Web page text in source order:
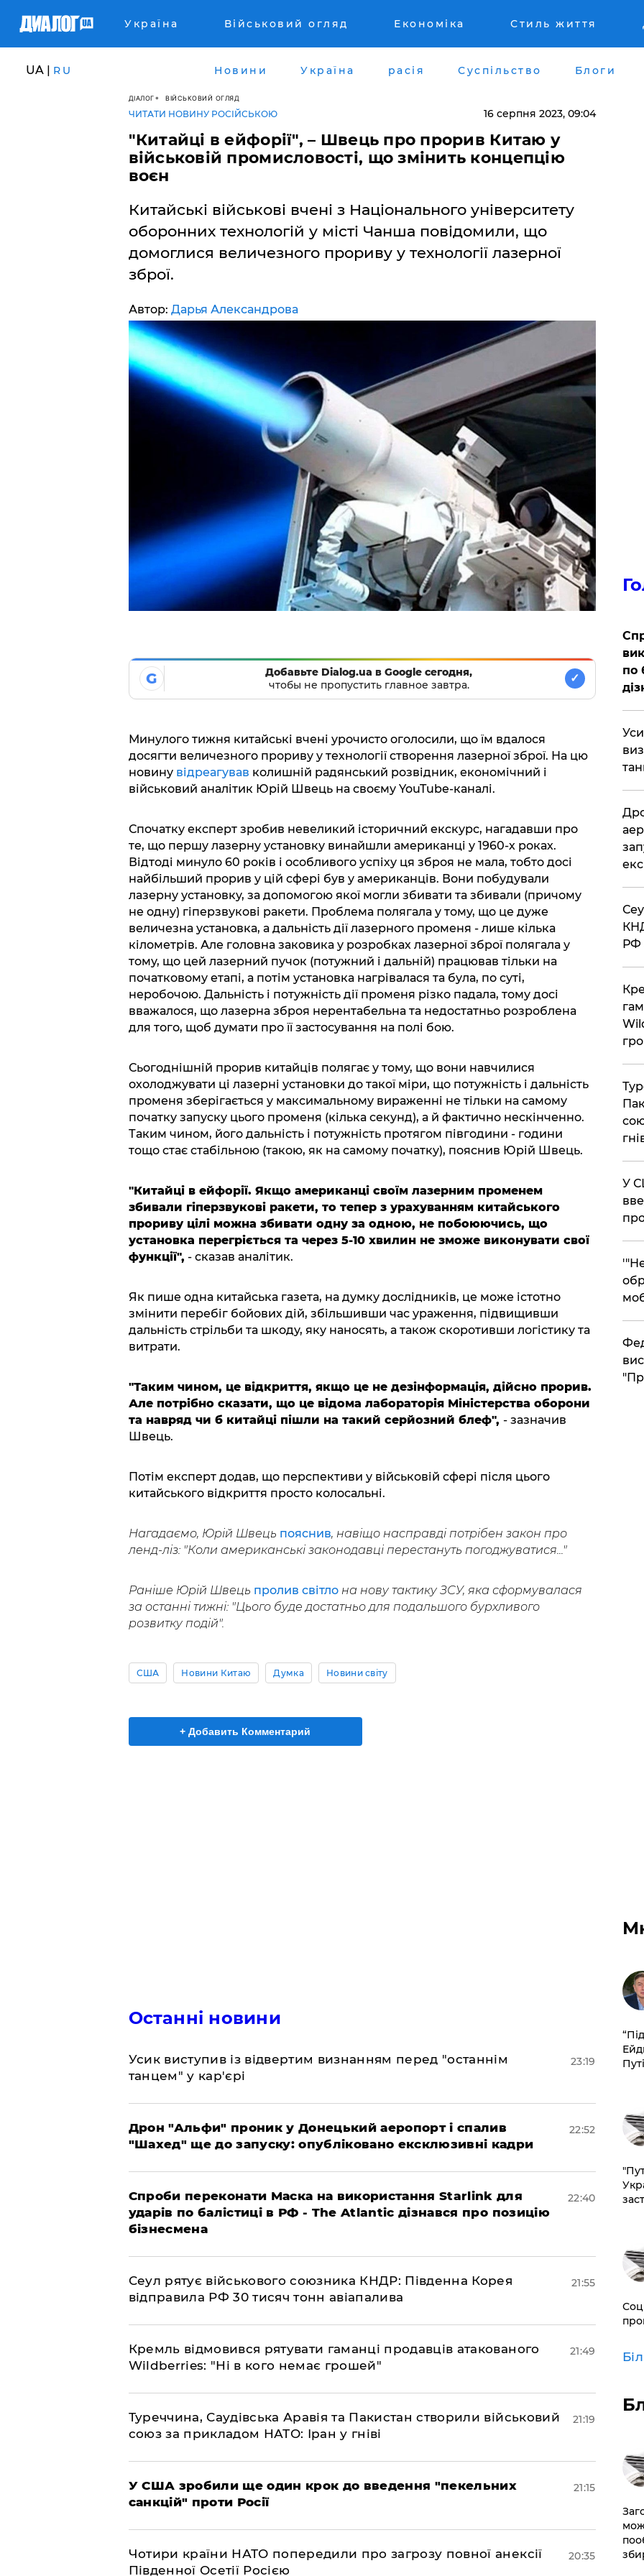
Україна Військовий огляд Економіка Стиль життя
UA | RU Новини Україна расія Суспільство Блоги
ДІАЛОГ ВІЙСЬКОВИЙ ОГЛЯД
ЧИТАТИ НОВИНУ РОСІЙСЬКОЮ 16 серпня 2023, 09:04
"Китайці в ейфорії", – Швець про прорив Китаю у
військовій промисловості, що змінить концепцію
воєн
Китайські військові вчені з Національного університету
оборонних технологій у місті Чанша повідомили, що
домоглися величезного прориву у технології лазерної
зброї.
Автор: Дарья Александрова
G
Добавьте Dialog.ua в Google сегодня,
чтобы не пропустить главное завтра.
✓
Минулого тижня китайські вчені урочисто оголосили, що їм вдалося
досягти величезного прориву у технології створення лазерної зброї. На цю
новину відреагував колишній радянський розвідник, економічний і
військовий аналітик Юрій Швець на своєму YouTube-каналі.
Спочатку експерт зробив невеликий історичний екскурс, нагадавши про
те, що першу лазерну установку винайшли американці у 1960-х роках.
Відтоді минуло 60 років і особливого успіху ця зброя не мала, тобто досі
найбільший прорив у цій сфері був у американців. Вони побудували
лазерну установку, за допомогою якої могли збивати та збивали (причому
не одну) гіперзвукові ракети. Проблема полягала у тому, що це дуже
величезна установка, а дальність дії лазерного променя - лише кілька
кілометрів. Але головна заковика у розробках лазерної зброї полягала у
тому, що цей лазерний пучок (потужний і дальній) працював тільки на
початковому етапі, а потім установка нагрівалася та була, по суті,
неробочою. Дальність і потужність дії променя різко падала, тому досі
вважалося, що лазерна зброя нерентабельна та недостатньо розроблена
для того, щоб думати про її застосування на полі бою.
Сьогоднішній прорив китайців полягає у тому, що вони навчилися
охолоджувати ці лазерні установки до такої міри, що потужність і дальність
променя зберігається у максимальному вираженні не тільки на самому
початку запуску цього променя (кілька секунд), а й фактично нескінченно.
Таким чином, його дальність і потужність протягом півгодини - години
тощо стає стабільною (такою, як на самому початку), пояснив Юрій Швець.
"Китайці в ейфорії. Якщо американці своїм лазерним променем
збивали гіперзвукові ракети, то тепер з урахуванням китайського
прориву цілі можна збивати одну за одною, не побоюючись, що
установка перегріється та через 5-10 хвилин не зможе виконувати свої
функції", - сказав аналітик.
Як пише одна китайська газета, на думку дослідників, це може істотно
змінити перебіг бойових дій, збільшивши час ураження, підвищивши
дальність стрільби та шкоду, яку наносять, а також скоротивши логістику та
витрати.
"Таким чином, це відкриття, якщо це не дезінформація, дійсно прорив.
Але потрібно сказати, що це відома лабораторія Міністерства оборони
та навряд чи б китайці пішли на такий серйозний блеф", - зазначив
Швець.
Потім експерт додав, що перспективи у військовій сфері після цього
китайського відкриття просто колосальні.
Нагадаємо, Юрій Швець пояснив, навіщо насправді потрібен закон про
ленд-ліз: "Коли американські законодавці перестануть погоджуватися..."
Раніше Юрій Швець пролив світлона нову тактику ЗСУ, яка сформувалася
за останні тижні: "Цього буде достатньо для подальшого бурхливого
розвитку подій".
США Новини Китаю Думка Новини світу
+ Добавить Комментарий
Останні новини
​Усик виступив із відвертим визнанням перед "останнім
танцем" у кар'єрі
23:19
​Дрон "Альфи" проник у Донецький аеропорт і спалив
"Шахед" ще до запуску: опубліковано ексклюзивні кадри
22:52
​Спроби переконати Маска на використання Starlink для
ударів по балістиці в РФ - The Atlantic дізнався про позицію
бізнесмена
22:40
​Сеул рятує військового союзника КНДР: Південна Корея
відправила РФ 30 тисяч тонн авіапалива
21:55
​Кремль відмовився рятувати гаманці продавців атакованого
Wildberries: "Ні в кого немає грошей"
21:49
​Туреччина, Саудівська Аравія та Пакистан створили військовий
союз за прикладом НАТО: Іран у гніві
21:19
​У США зробили ще один крок до введення "пекельних
санкцій" проти Росії
21:15
​Чотири країни НАТО попередили про загрозу повної анексії
Південної Осетії Росією
20:35
по
РФ
​У